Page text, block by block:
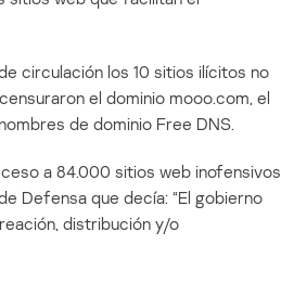
circulación los 10 sitios ilícitos no
el dominio mooo.com, el
de dominio Free DNS.
a 84.000 sitios web inofensivos
Defensa que decía: “El gobierno
distribución y/o